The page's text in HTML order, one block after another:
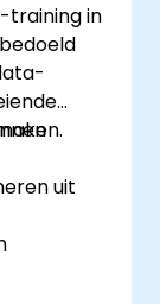
training in
uit